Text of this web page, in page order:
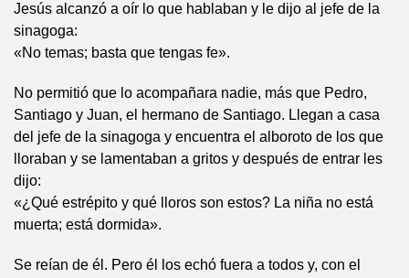
Jesús alcanzó a oír lo que hablaban y le dijo al jefe de la
sinagoga:
«No temas; basta que tengas fe».
No permitió que lo acompañara nadie, más que Pedro,
Santiago y Juan, el hermano de Santiago. Llegan a casa
del jefe de la sinagoga y encuentra el alboroto de los que
lloraban y se lamentaban a gritos y después de entrar les
dijo:
«¿Qué estrépito y qué lloros son estos? La niña no está
muerta; está dormida».
Se reían de él. Pero él los echó fuera a todos y, con el